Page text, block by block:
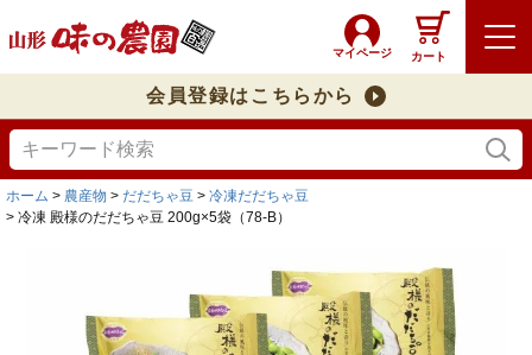
マイページ カート
会員登録はこちらから
ホーム 農産物 だだちゃ豆
冷凍だだちゃ豆
冷凍 殿様のだだちゃ豆 200g×5袋（78-B）